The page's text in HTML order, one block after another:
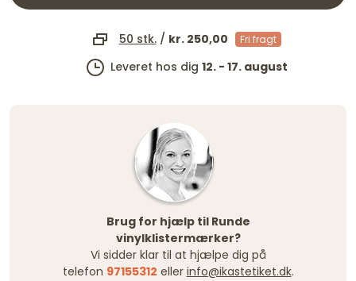
50 stk./ kr. 250,00 Fri fragt
Leveret hos dig 12. - 17. august
Brug for hjælp til Runde
vinylklistermærker?
Vi sidder klar til at hjælpe dig på
telefon 97155312 eller info@ikastetiket.dk.